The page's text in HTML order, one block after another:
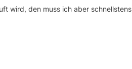
wird, den muss ich aber schnellstens